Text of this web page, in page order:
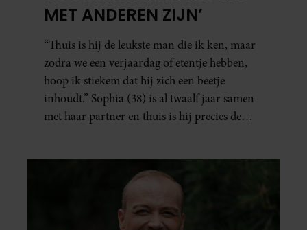
MET ANDEREN ZIJN’
“Thuis is hij de leukste man die ik ken, maar
zodra we een verjaardag of etentje hebben,
hoop ik stiekem dat hij zich een beetje
inhoudt.” Sophia (38) is al twaalf jaar samen
met haar partner en thuis is hij precies de
vaker schaamt zodra ze samen onder de